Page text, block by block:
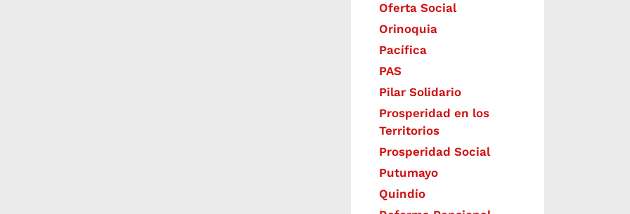
Oferta Social​​
Orinoquia
Pacífica
PAS
Pilar Solidario
Prosperidad en los
Territorios
Prosperidad Social
Putumayo
Quindío